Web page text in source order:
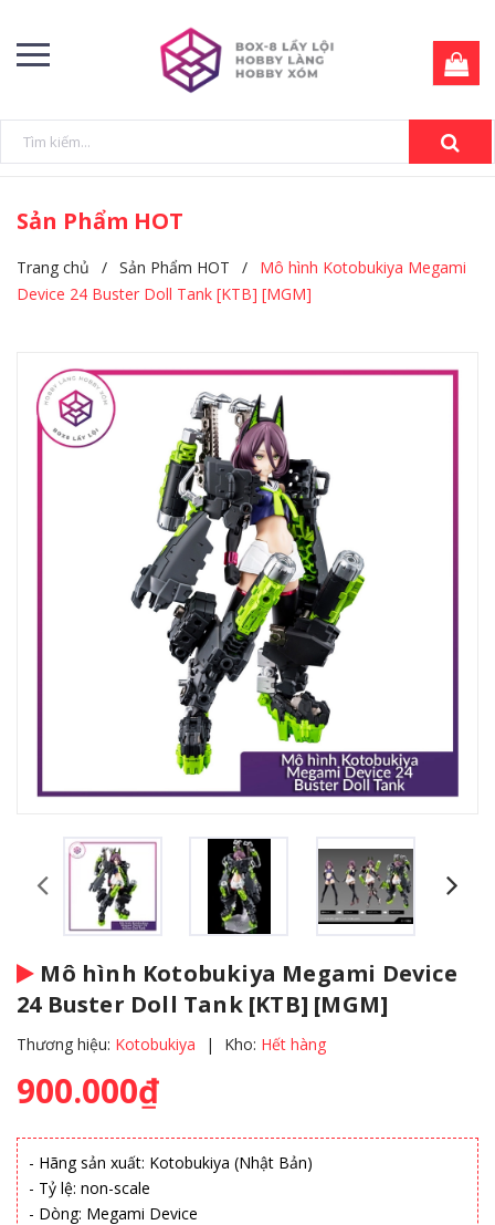
Sản Phẩm HOT
Trang chủ / Sản Phẩm HOT /
Mô hình Kotobukiya Megami
Device 24 Buster Doll Tank [KTB] [MGM]
Mô hình Kotobukiya Megami Device
24 Buster Doll Tank [KTB] [MGM]
Thương hiệu: Kotobukiya | Kho: Hết hàng
900.000₫
- Hãng sản xuất: Kotobukiya (Nhật Bản)
- Tỷ lệ: non-scale
- Dòng: Megami Device